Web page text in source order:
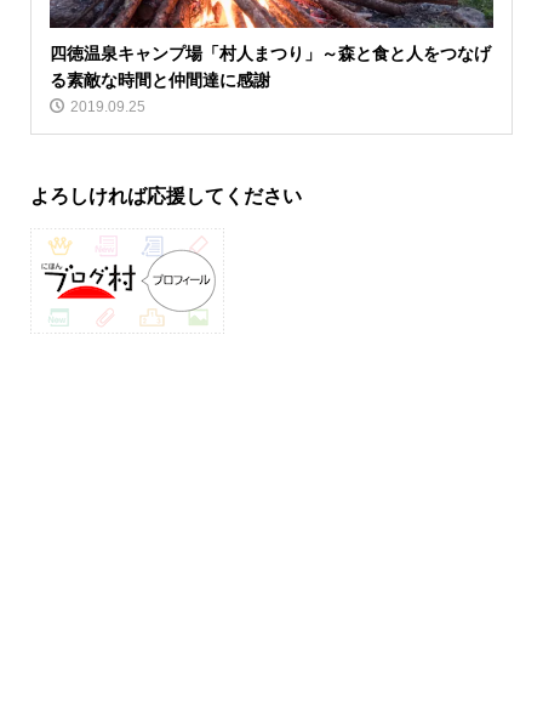
四徳温泉キャンプ場「村人まつり」～森と食と人をつなげ
る素敵な時間と仲間達に感謝
2019.09.25
よろしければ応援してください